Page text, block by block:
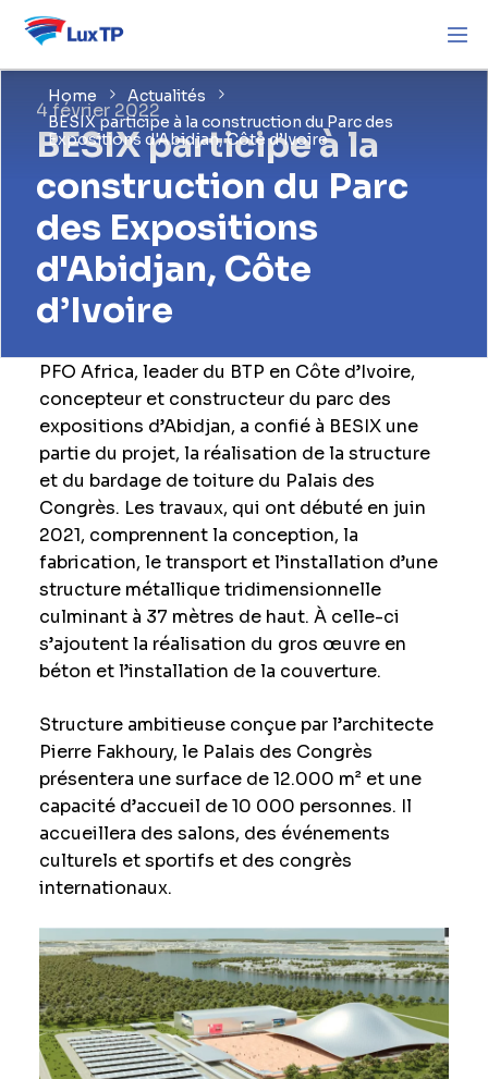
Home
Actualités
BESIX participe à la construction du Parc des
Expositions d'Abidjan, Côte d’Ivoire
4 février 2022
BESIX participe à la
construction du Parc
des Expositions
d'Abidjan, Côte
d’Ivoire
PFO Africa, leader du BTP en Côte d’Ivoire,
concepteur et constructeur du parc des
expositions d’Abidjan, a confié à BESIX une
partie du projet, la réalisation de la structure
et du bardage de toiture du Palais des
Congrès. Les travaux, qui ont débuté en juin
2021, comprennent la conception, la
fabrication, le transport et l’installation d’une
structure métallique tridimensionnelle
culminant à 37 mètres de haut. À celle-ci
s’ajoutent la réalisation du gros œuvre en
béton et l’installation de la couverture.
Structure ambitieuse conçue par l’architecte
Pierre Fakhoury, le Palais des Congrès
présentera une surface de 12.000 m² et une
capacité d’accueil de 10 000 personnes. Il
accueillera des salons, des événements
culturels et sportifs et des congrès
internationaux.